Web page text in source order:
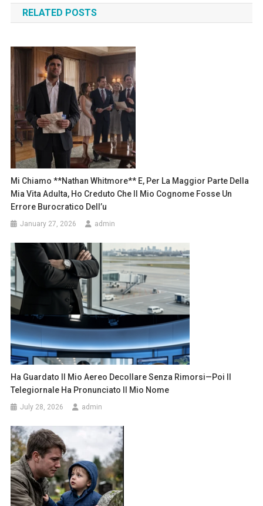
RELATED POSTS
Mi Chiamo **Nathan Whitmore** E, Per La Maggior Parte Della
Mia Vita Adulta, Ho Creduto Che Il Mio Cognome Fosse Un
Errore Burocratico Dell’u
January 27, 2026 admin
Ha Guardato Il Mio Aereo Decollare Senza Rimorsi—Poi Il
Telegiornale Ha Pronunciato Il Mio Nome
July 28, 2026 admin